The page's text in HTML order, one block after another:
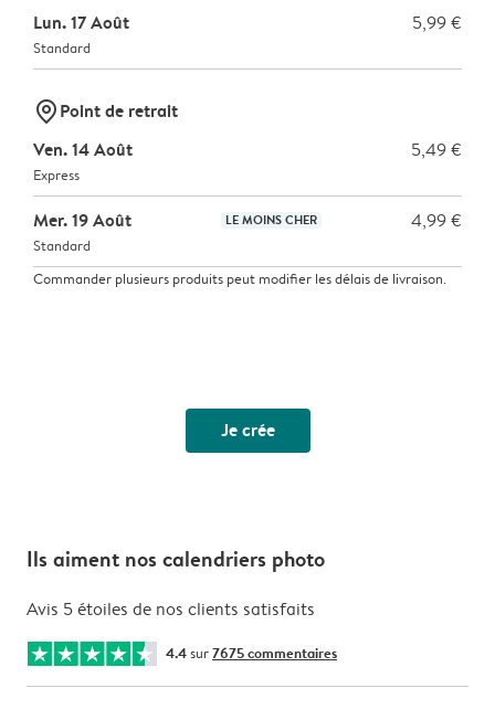
Lun. 17 Août 5,99 €
Standard
marker-pinPoint de retrait
Ven. 14 Août
5,49 €
Express
Mer. 19 Août LE MOINS CHER 4,99 €
Standard
Commander plusieurs produits peut modifier les délais de livraison.
Je crée
Ils aiment nos calendriers photo
Avis 5 étoiles de nos clients satisfaits
4.4sur7675 commentaires